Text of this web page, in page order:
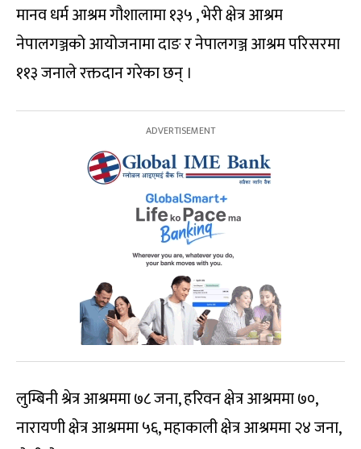
मानव धर्म आश्रम गौशालामा १३५ , भेरी क्षेत्र आश्रम
नेपालगञ्जको आयोजनामा दाङ र नेपालगञ्ज आश्रम परिसरमा
११३ जनाले रक्तदान गरेका छन् ।
लुम्बिनी श्रेत्र आश्रममा ७८ जना, हरिवन क्षेत्र आश्रममा ७०,
नारायणी क्षेत्र आश्रममा ५६, महाकाली क्षेत्र आश्रममा २४ जना,